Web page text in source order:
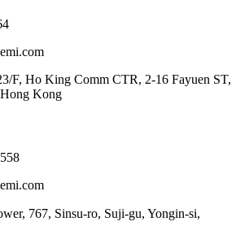
F, Ho King Comm CTR, 2-16 Fayuen ST,
Kong
767, Sinsu-ro, Suji-gu, Yongin-si,